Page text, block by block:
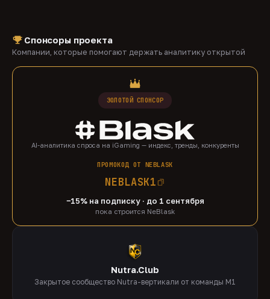
Спонсоры проекта
Компании, которые помогают держать аналитику открытой
ЗОЛОТОЙ СПОНСОР
AI-аналитика спроса на iGaming — индекс, тренды, конкуренты
ПРОМОКОД ОТ NEBLASK
NEBLASK1
−15% на подписку · до 1 сентября
пока строится NeBlask
Nutra.Club
Закрытое сообщество Nutra-вертикали от команды M1